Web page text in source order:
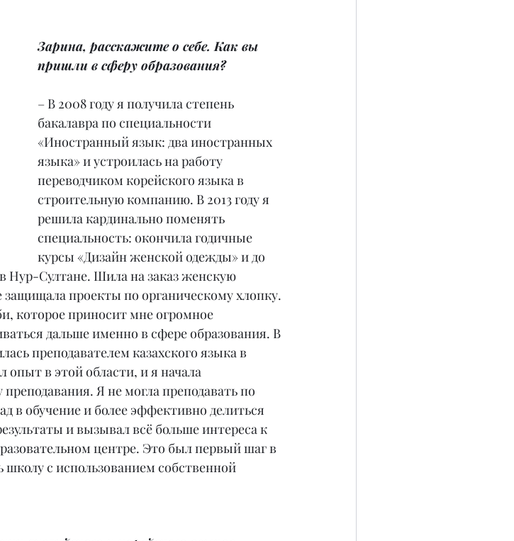
Зарина, расскажите о себе. Как вы
пришли в сферу образования?
– В 2008 году я получила степень
бакалавра по специальности
«Иностранный язык: два иностранных
языка» и устроилась на работу
переводчиком корейского языка в
строительную компанию. В 2013 году я
решила кардинально поменять
специальность: окончила годичные
курсы «Дизайн женской одежды» и до
Нур-Султане. Шила на заказ женскую
защищала проекты по органическому хлопку.
которое приносит мне огромное
дальше именно в сфере образования. В
преподавателем казахского языка в
в этой области, и я начала
Я не могла преподавать по
в обучение и более эффективно делиться
и вызывал всё больше интереса к
центре. Это был первый шаг в
с использованием собственной